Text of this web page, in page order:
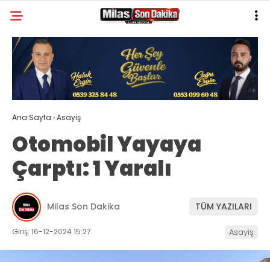
23.8
GALERİ YAZARLAR
MILAS
MUĞLA’DAN
ASAYIŞ
GÜNDEM
EKONOMI
SPOR
Ana Sayfa ›Asayiş
Otomobil Yayaya
Çarptı: 1 Yaralı
Milas Son Dakika TÜM YAZILARI
Giriş: 16-12-2024 15:27 Asayiş